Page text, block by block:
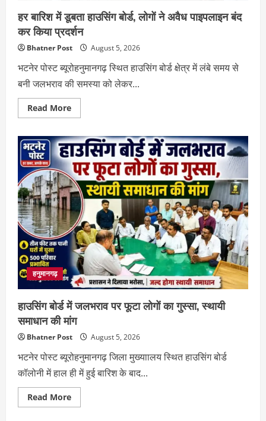
हर बारिश में डूबता हाउसिंग बोर्ड, लोगों ने अवैध पाइपलाइन बंद
कर किया प्रदर्शन
Bhatner Post August 5, 2026
भटनेर पोस्ट ब्यूरोहनुमानगढ़ स्थित हाउसिंग बोर्ड क्षेत्र में लंबे समय से
बनी जलभराव की समस्या को लेकर...
Read MoreRead
more
बारिश
में
डूबता
हाउसिंग
बोर्ड,
लोगों
ने
अवैध
पाइपलाइन
बंद
कर
किया
प्रदर्शन
हनुमानगढ़
हाउसिंग बोर्ड में जलभराव पर फूटा लोगों का गुस्सा, स्थायी
समाधान की मांग
Bhatner Post August 5, 2026
भटनेर पोस्ट ब्यूरोहनुमानगढ़ जिला मुख्याालय स्थित हाउसिंग बोर्ड
कॉलोनी में हाल ही में हुई बारिश के बाद...
Read MoreRead
more